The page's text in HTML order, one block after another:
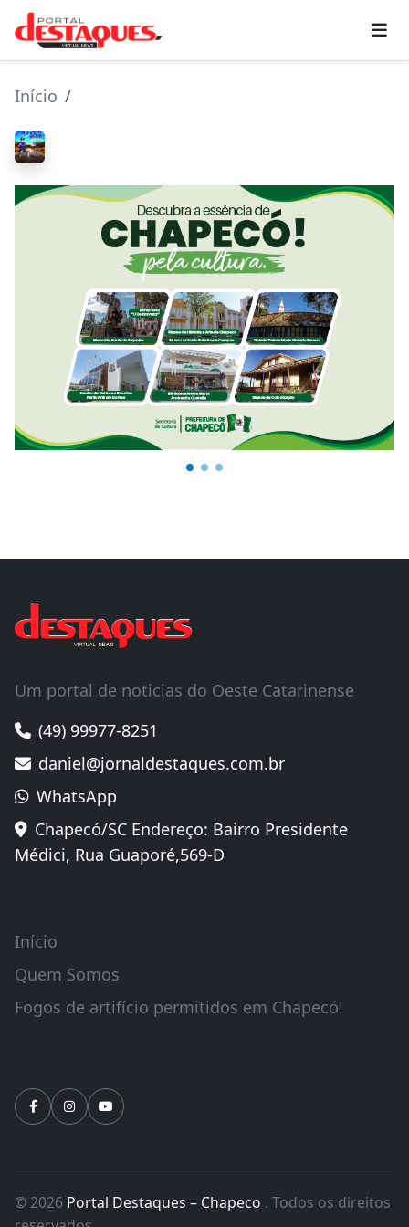
Início
Um portal de noticias do Oeste Catarinense
(49) 99977-8251
daniel@jornaldestaques.com.br
WhatsApp
Chapecó/SC Endereço: Bairro Presidente
Médici, Rua Guaporé,569-D
Início
Quem Somos
Fogos de artifício permitidos em Chapecó!
© 2026 Portal Destaques – Chapeco . Todos os direitos